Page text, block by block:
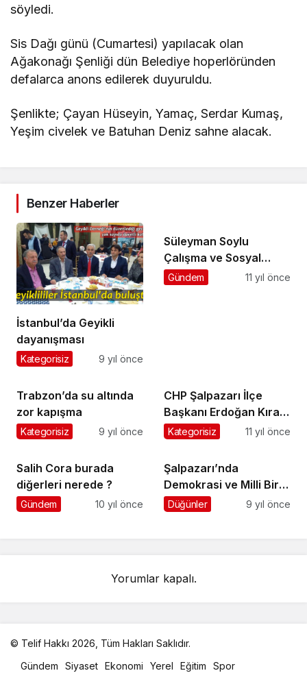
söyledi.
Sis Dağı günü (Cumartesi) yapılacak olan
Ağakonağı Şenliği dün Belediye hoperlöründen
defalarca anons edilerek duyuruldu.
Şenlikte; Çayan Hüseyin, Yamaç, Serdar Kumaş,
Yeşim civelek ve Batuhan Deniz sahne alacak.
Benzer Haberler
İstanbul’da Geyikli
dayanışması
Kategorisiz 9 yıl önce
Süleyman Soylu
Çalışma ve Sosyal
Güvenlik Bakanı oldu
Gündem 11 yıl önce
Trabzon’da su altında
zor kapışma
Kategorisiz 9 yıl önce
CHP Şalpazarı İlçe
Başkanı Erdoğan Kıran
oldu
Kategorisiz 11 yıl önce
Salih Cora burada
diğerleri nerede ?
Gündem 10 yıl önce
Şalpazarı’nda
Demokrasi ve Milli Birlik
Yürüyüşü yapıldı
Düğünler 9 yıl önce
Yorumlar kapalı.
© Telif Hakkı 2026, Tüm Hakları Saklıdır.
otoGündem Siyaset Ekonomi Yerel Eğitim
Spor